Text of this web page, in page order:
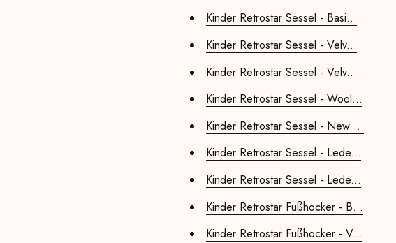
Kinder Retrostar Sessel - Basi...
Kinder Retrostar Sessel - Velv...
Kinder Retrostar Sessel - Velv...
Kinder Retrostar Sessel - Wool...
Kinder Retrostar Sessel - New ...
Kinder Retrostar Sessel - Lede...
Kinder Retrostar Sessel - Lede...
Kinder Retrostar Fußhocker - B...
Kinder Retrostar Fußhocker - V...